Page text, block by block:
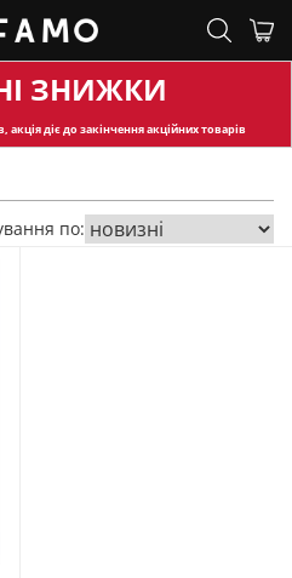
ЗНИЖКИ
акція діє до закінчення акційних товарів
по: